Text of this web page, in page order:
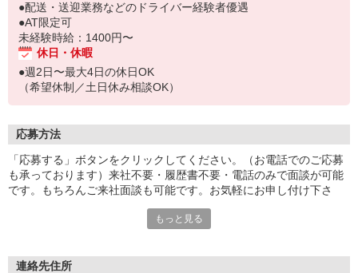
●配送・送迎業務などのドライバー経験者優遇
●AT限定可
未経験時給：1400円〜
休日・休暇
●週2日〜最大4日の休日OK
（希望休制／土日休み相談OK）
応募方法
「応募する」ボタンをクリックしてください。（お電話でのご応募
も承っております）来社不要・履歴書不要・電話のみで面談が可能
です。もちろんご来社面談も可能です。お気軽にお申し付け下さ
もっと見る
連絡先住所